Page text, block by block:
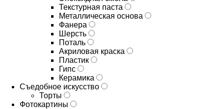
Текстурная паста
Металлическая основа
Фанера
Шерсть
Поталь
Акриловая краска
Пластик
Гипс
Керамика
Съедобное искусство
Торты
Фотокартины